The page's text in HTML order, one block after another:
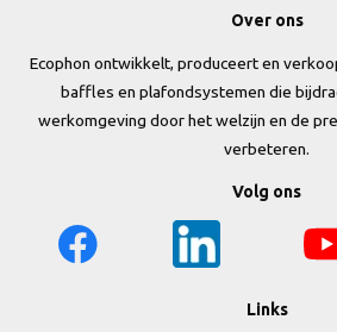
Over ons
Ecophon ontwikkelt, produceert en
baffles en plafondsystemen die
werkomgeving door het welzijn en de
verbeteren.
Volg ons
Links